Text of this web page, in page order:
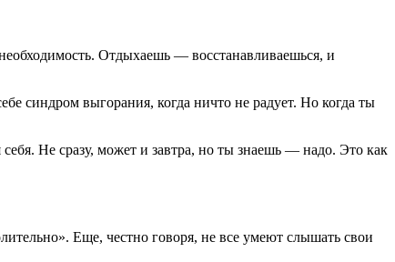
Отдыхаешь — восстанавливаешься, и
синдром выгорания, когда ничто не радует. Но когда ты
Не сразу, может и завтра, но ты знаешь — надо. Это как
Еще, честно говоря, не все умеют слышать свои